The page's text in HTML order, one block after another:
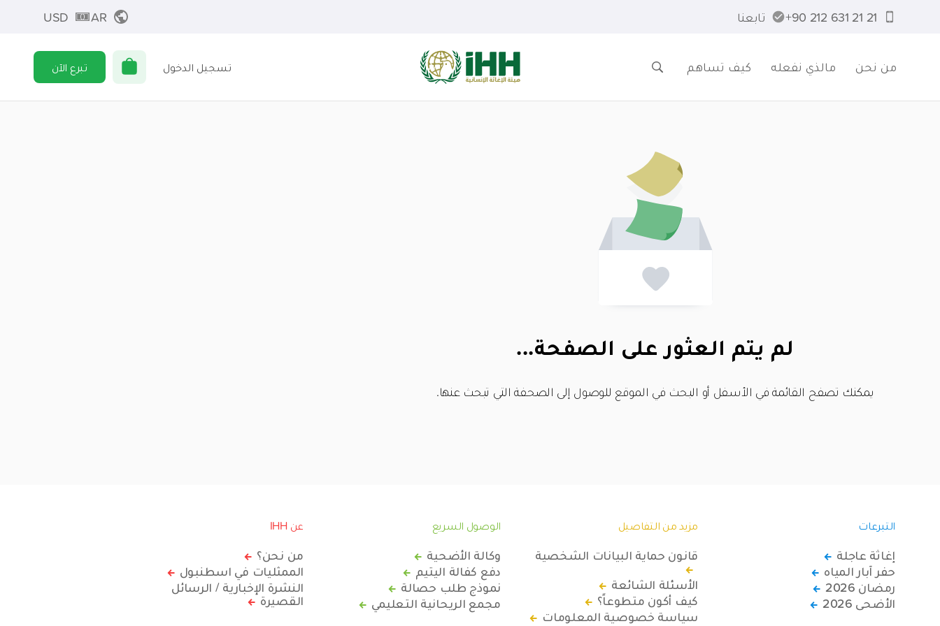
21 21 631 212 90+ تابعنا AR
USD
من نحن مالذي نفعله كيف تساهم تسجيل الدخول تبرع الآن
لم يتم العثور على الصفحة...
يمكنك تصفح القائمة في الأسفل أو البحث في الموقع للوصول إلى الصحفة التي تبحث عنها.
التبرعات
إغاثة عاجلة
حفر آبار المياه
رمضان 2026
الأضحى 2026
مزيد من التفاصيل
قانون حماية البيانات الشخصية
الأسئلة الشائعة
كيف أكون متطوعاً؟
سياسة خصوصية المعلومات
الوصول السريع
وكالة الأضحية
دفع كفالة اليتيم
نموذج طلب حصالة
مجمع الريحانية التعليمي
عن IHH
من نحن؟
الممثليات في اسطنبول
النشرة الإخبارية / الرسائل
القصيرة